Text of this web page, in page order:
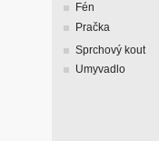
Fén
Pračka
Sprchový kout
Umyvadlo